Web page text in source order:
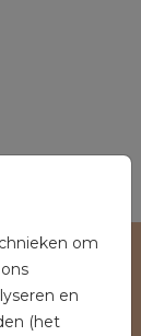
om
en
(het